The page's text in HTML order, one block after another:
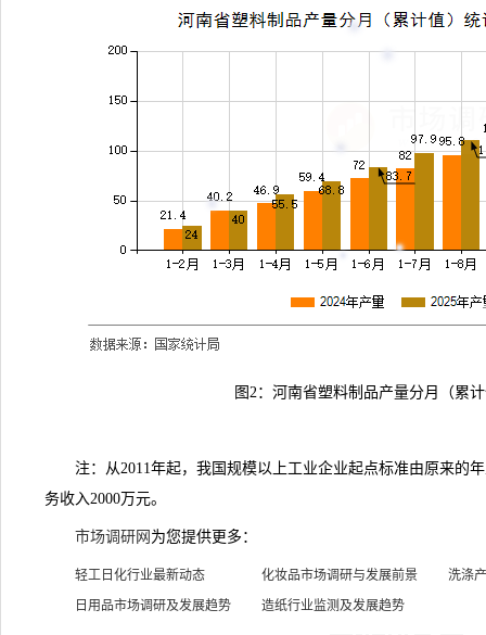
图2：河南省塑料制品产量分月（累
注：从2011年起，我国规模以上工业企业起点标准由原来的年
务收入2000万元。
市场调研网 为您提供更多：
轻工日化行业最新动态 化妆品市场调研与发展前景
洗涤
日用品市场调研及发展趋势
造纸行业监测及发展趋势